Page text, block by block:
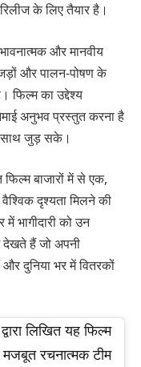
के लिए तैयार है।
और मानवीय
और पालन-पोषण के
फिल्म का उद्देश्य
अनुभव प्रस्तुत करना है
साथ जुड़ सके।
बाजारों में से एक,
दृश्यता मिलने की
में भागीदारी को उन
हैं जो अपनी
और दुनिया भर में वितरकों
लिखित यह फिल्म
रचनात्मक टीम